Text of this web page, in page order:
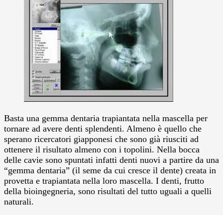
Basta una gemma dentaria trapiantata nella mascella per
tornare ad avere denti splendenti. Almeno è quello che
sperano ricercatori giapponesi che sono già riusciti ad
ottenere il risultato almeno con i topolini. Nella bocca
delle cavie sono spuntati infatti denti nuovi a partire da una
“gemma dentaria” (il seme da cui cresce il dente) creata in
provetta e trapiantata nella loro mascella. I denti, frutto
della bioingegneria, sono risultati del tutto uguali a quelli
naturali.